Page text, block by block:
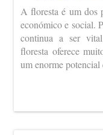
A floresta é um dos
económico e social.
continua a ser
floresta oferece
um enorme